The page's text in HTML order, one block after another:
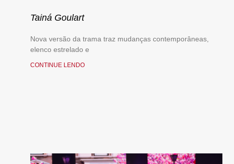
Tainá Goulart
Nova versão da trama traz mudanças contemporâneas,
elenco estrelado e
CONTINUE LENDO